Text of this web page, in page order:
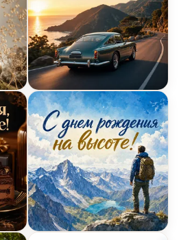
с глобусом
с чашей кофе и
Открытка Днем
Открытка Днем